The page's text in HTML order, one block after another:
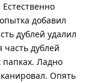
добавил
дублей удалил
дублей
папках. Ладно
Опять